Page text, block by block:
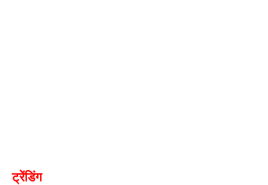
ट्रेंडिंग